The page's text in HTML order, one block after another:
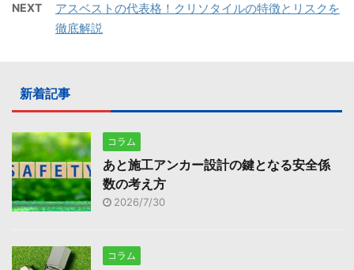
NEXT
アスベストの代表格！クリソタイルの特徴とリスクを
徹底解説
新着記事
コラム
あと施工アンカー設計の鍵となる安全係
数の考え方
2026/7/30
コラム